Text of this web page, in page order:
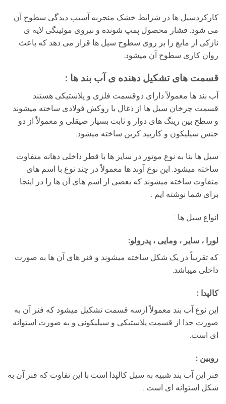
کارکردسیل ها در شرایط خشک منجربه آسیب دیدگی سطوح آن
می شود. فشار محصول پمپ شونده و نیروی موئینگی لایه ی
نازکی از مایع را بر روی سطوح سیل ها قرار می دهد که باعث
روان کاری سطوح آن میشود.
قسمت های تشکیل دهنده ی آب بند ها :
آب بند ها معمولاً دارای دوقسمت فلزی و پلاستیکی هستند
قسمت چرخان سیل ها از ذغال با روکش فولادی ساخته میشوند
و سطح بین رینگ های دوار و ثابت بسیار صیقلی و معمولاً از دو
جنس سیلیکون و کاربید کربن ساخته میشود.
سیل ها بنا به نوع موتور در سایز ها با قطر داخلی دهانه متفاوت
ساخته میشود. این نوع آوند ها معمولاً در چند نوع با اسم های
متفاوت ساخته میشوند که بعضی از اسم های آن ها را در اینجا
برای شما نوشته ایم .
انواع سیل ها :
لورا ، سایر ، ومایی ، پدرولو:
که تقریباً در یک شکل ساخته میشوند و فنر های آن ها به صورت
داخلی میباشد.
کالپدا :
این نوع آب بند معمولاً ازسه قسمت تشکیل میشود که فنر آن به
صورت جدا از قسمت پلاستیکی و سیلیکونی و به صورت استوانه
ای است.
روبین :
فنر این آب بند شبیه به سیل کالپدا است با این تفاوت که فنر آن به
شکل استوانه ای است .